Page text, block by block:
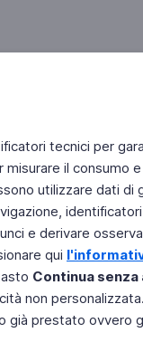
tecnici per
il consumo
utilizzare dati
e derivare
qui
Continua
non
già prestato ovvero
Page Chi Siamo
Rai - Tutti i diritti riservati
by RAI - Reti e Piattaforme